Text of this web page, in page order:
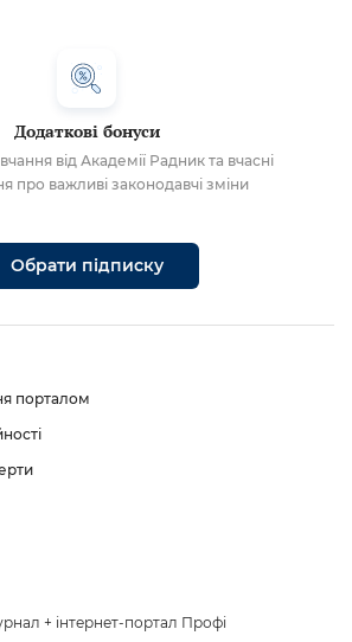
Додаткові бонуси
від Академії Радник та вчасні
про важливі законодавчі зміни
Обрати підписку
порталом
+ інтернет-портал Профі